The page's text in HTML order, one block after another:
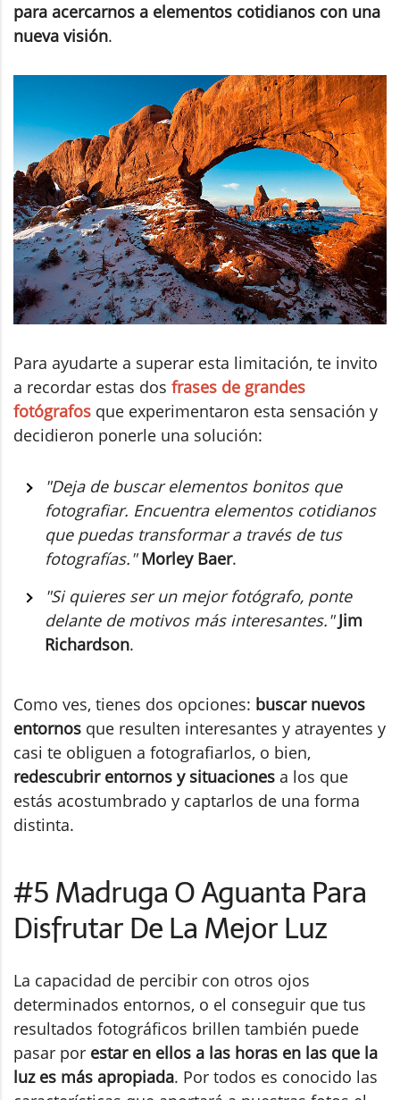
para acercarnos a elementos cotidianos con una
nueva visión.
Para ayudarte a superar esta limitación, te invito
a recordar estas dos frases de grandes
fotógrafos que experimentaron esta sensación y
decidieron ponerle una solución:
"Deja de buscar elementos bonitos que
fotografiar. Encuentra elementos cotidianos
que puedas transformar a través de tus
fotografías."Morley Baer.
"Si quieres ser un mejor fotógrafo, ponte
delante de motivos más interesantes."Jim
Richardson.
Como ves, tienes dos opciones: buscar nuevos
entornos que resulten interesantes y atrayentes y
casi te obliguen a fotografiarlos, o bien,
redescubrir entornos y situaciones a los que
estás acostumbrado y captarlos de una forma
distinta.
#5 Madruga O Aguanta Para
Disfrutar De La Mejor Luz
La capacidad de percibir con otros ojos
determinados entornos, o el conseguir que tus
resultados fotográficos brillen también puede
pasar por estar en ellos a las horas en las que la
luz es más apropiada. Por todos es conocido las